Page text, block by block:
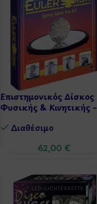
Επιστημονικός Δίσκος
Φυσικής & Κινητικής –
Διαθέσιμo
62,00 €